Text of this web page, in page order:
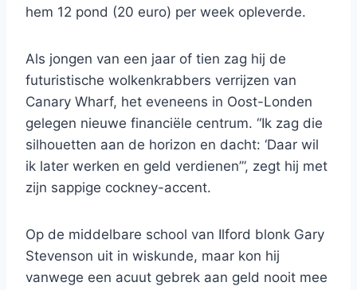
hem 12 pond (20 euro) per week opleverde.
Als jongen van een jaar of tien zag hij de
futuristische wolkenkrabbers verrijzen van
Canary Wharf, het eveneens in Oost-Londen
gelegen nieuwe financiële centrum. “Ik zag die
silhouetten aan de horizon en dacht: ‘Daar wil
ik later werken en geld verdienen’”, zegt hij met
zijn sappige cockney-accent.
Op de middelbare school van Ilford blonk Gary
Stevenson uit in wiskunde, maar kon hij
vanwege een acuut gebrek aan geld nooit mee